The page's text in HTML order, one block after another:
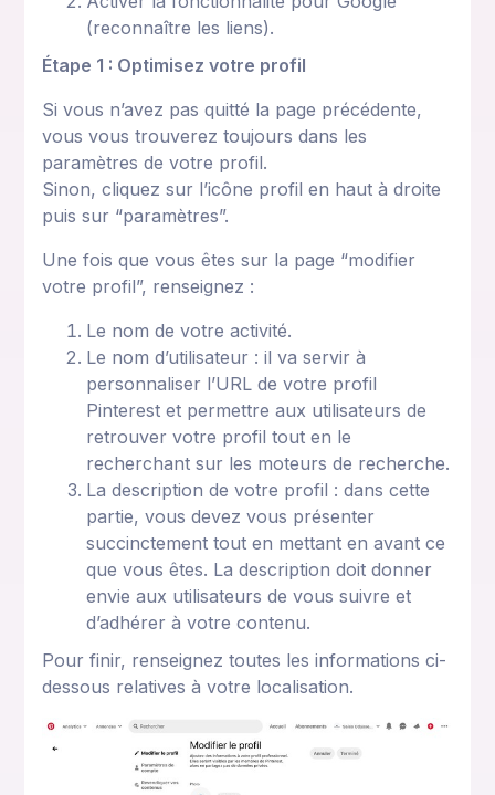
(reconnaître les liens).
Étape 1 : Optimisez votre profil
Si vous n’avez pas quitté la page précédente,
vous vous trouverez toujours dans les
paramètres de votre profil.
Sinon, cliquez sur l’icône profil en haut à droite
puis sur “paramètres”.
Une fois que vous êtes sur la page “modifier
votre profil”, renseignez :
Le nom de votre activité.
Le nom d’utilisateur : il va servir à
personnaliser l’URL de votre profil
Pinterest et permettre aux utilisateurs de
retrouver votre profil tout en le
recherchant sur les moteurs de recherche.
La description de votre profil : dans cette
partie, vous devez vous présenter
succinctement tout en mettant en avant ce
que vous êtes. La description doit donner
envie aux utilisateurs de vous suivre et
d’adhérer à votre contenu.
Pour finir, renseignez toutes les informations ci-
dessous relatives à votre localisation.